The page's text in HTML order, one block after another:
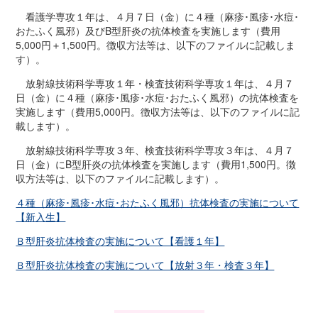
看護学専攻１年は、４月７日（金）に４種（麻疹･風疹･水痘･
おたふく風邪）及びB型肝炎の抗体検査を実施します（費用
5,000円＋1,500円。徴収方法等は、以下のファイルに記載しま
す）。
放射線技術科学専攻１年・検査技術科学専攻１年は、４月７
日（金）に４種（麻疹･風疹･水痘･おたふく風邪）の抗体検査を
実施します（費用5,000円。徴収方法等は、以下のファイルに記
載します）。
放射線技術科学専攻３年、検査技術科学専攻３年は、４月７
日（金）にB型肝炎の抗体検査を実施します（費用1,500円。徴
収方法等は、以下のファイルに記載します）。
４種（麻疹･風疹･水痘･おたふく風邪）抗体検査の実施について
【新入生】
Ｂ型肝炎抗体検査の実施について【看護１年】
Ｂ型肝炎抗体検査の実施について【放射３年・検査３年】
入学希望の方へ
入試のご案内
学位申請・学位論文審査基準について
事務手続きについて
学事暦・時間割
紀要
医学部保健学科
保健学科長メッセージ
専攻の紹介
教育課程